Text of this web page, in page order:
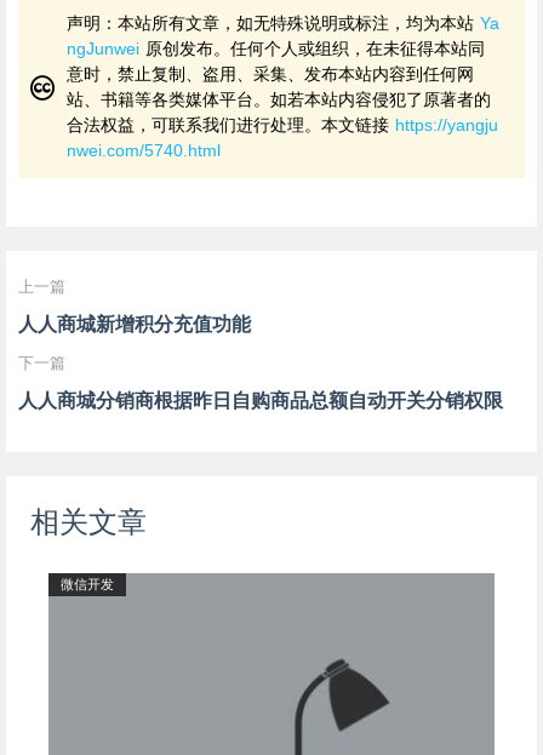
声明：本站所有文章，如无特殊说明或标注，均为本站 Ya
ngJunwei 原创发布。任何个人或组织，在未征得本站同
意时，禁止复制、盗用、采集、发布本站内容到任何网
站、书籍等各类媒体平台。如若本站内容侵犯了原著者的
合法权益，可联系我们进行处理。本文链接 https://yangju
nwei.com/5740.html
上一篇
人人商城新增积分充值功能
下一篇
人人商城分销商根据昨日自购商品总额自动开关分销权限
相关文章
微信开发